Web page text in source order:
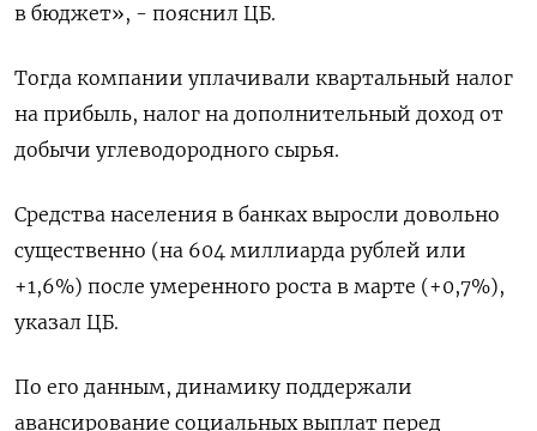
в бюджет», - пояснил ЦБ.
Тогда компании уплачивали квартальный налог
на прибыль, налог на дополнительный доход от
добычи углеводородного сырья.
Средства населения в банках выросли довольно
существенно (на 604 миллиарда рублей или
+1,6%) после умеренного роста в марте (+0,7%),
указал ЦБ.
По его данным, динамику поддержали
авансирование социальных выплат перед